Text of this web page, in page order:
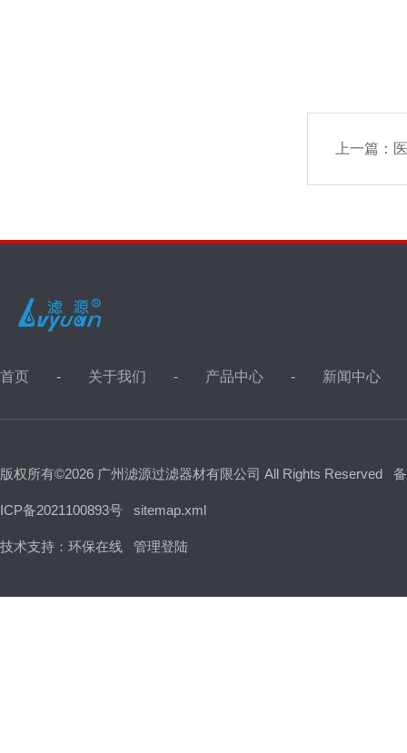
上一篇：
首页 关于我们 产品中心 新闻中心
版权所有©2026 广州滤源过滤器材有限公司 All Rights Reserved
ICP备2021100893号 sitemap.xml
技术支持： 环保在线 管理登陆